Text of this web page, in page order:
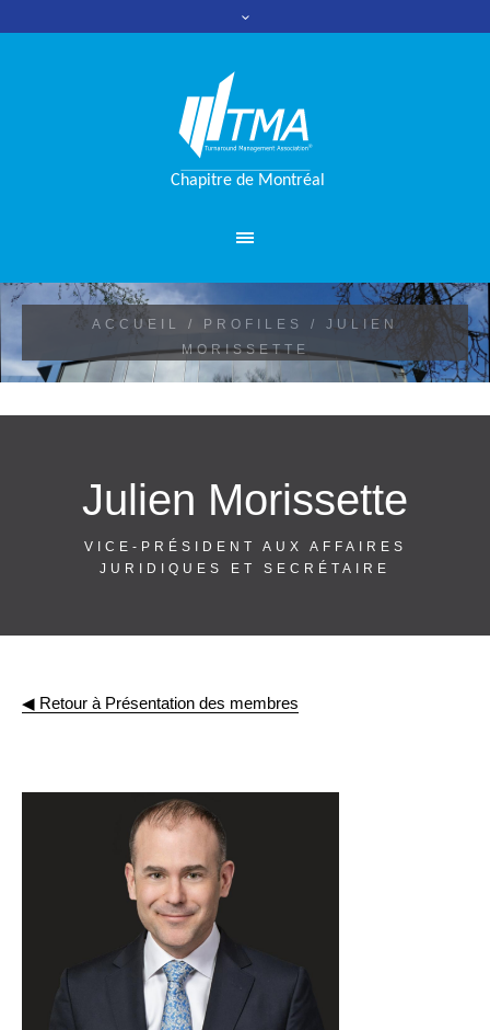
ACCUEIL / PROFILES / JULIEN
MORISSETTE
Julien Morissette
VICE-PRÉSIDENT AUX AFFAIRES
JURIDIQUES ET SECRÉTAIRE
◀︎ Retour à Présentation des membres